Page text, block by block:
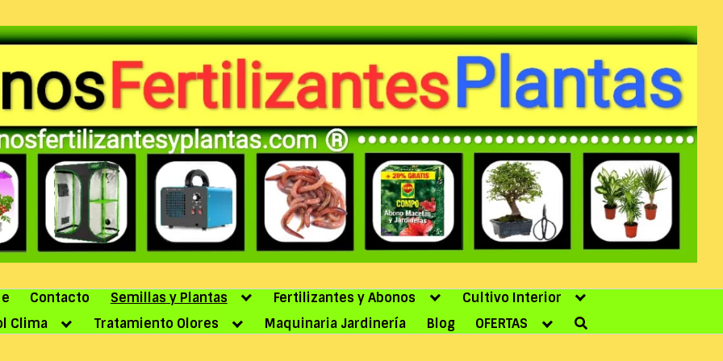
Contacto Semillas y Plantas Fertilizantes y Abonos
Cultivo Interior
Clima Tratamiento Olores Maquinaria Jardinería Blog OFERTAS